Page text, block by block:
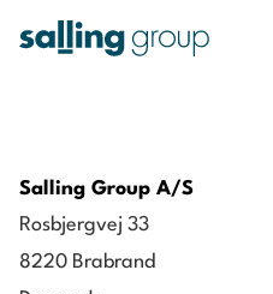
Salling Group A/S
Rosbjergvej 33
8220 Brabrand